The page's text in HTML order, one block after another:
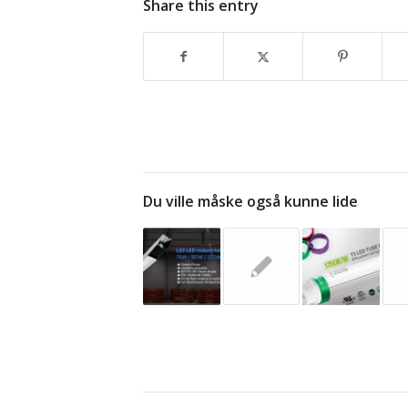
Share this entry
Du ville måske også kunne lide